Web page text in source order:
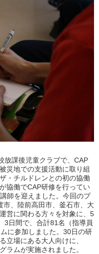
放課後児童クラブで、CAP
災地での支援活動に取り組
・チルドレンとの初の協働
協働でCAP研修を行ってい
師を迎えました。今回のプ
市、陸前高田市、釜石市、大
営に関わる方々を対象に、5
3日間で、合計81名（指導員
に参加しました。30日の研
立場にある大人向けに、
ラムが実施されました。